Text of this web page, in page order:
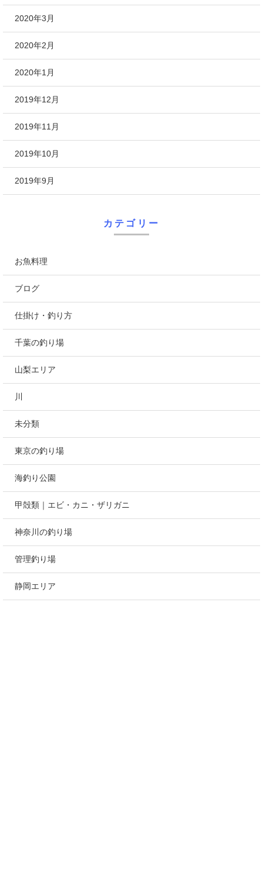
2020年3月
2020年2月
2020年1月
2019年12月
2019年11月
2019年10月
2019年9月
カテゴリー
お魚料理
ブログ
仕掛け・釣り方
千葉の釣り場
山梨エリア
川
未分類
東京の釣り場
海釣り公園
甲殻類｜エビ・カニ・ザリガニ
神奈川の釣り場
管理釣り場
静岡エリア